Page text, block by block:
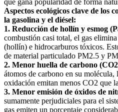
que gana popularidad de forma
Aspectos ecológicos clave de los
la gasolina y el diésel:
1. Reducción de hollín y esmog
combustión casi total, el gas
(hollín) e hidrocarburos tóxicos.
de material particulado PM2.5 y
2. Menor huella de carbono
átomos de carbono en su molécula,
oxidación emitan menos CO2 que
3. Menor emisión de óxidos de
sumamente perjudiciales para el
gas emiten un porcentaje